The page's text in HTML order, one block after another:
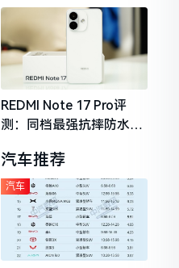
REDMI Note 17 Pro评
测：同档最强抗摔防水，
守门员
汽车推荐
汽车